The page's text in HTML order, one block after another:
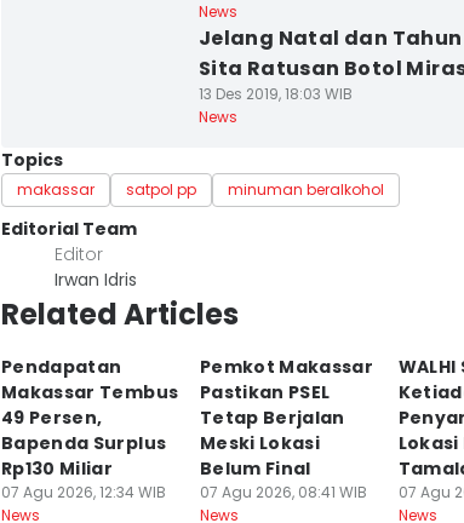
News
Jelang Natal dan Tahun
Sita Ratusan Botol
13 Des 2019, 18:03 WIB
News
Topics
makassar satpol pp minuman beralkohol
Editorial Team
Editor
Irwan Idris
Related Articles
Pendapatan
Makassar Tembus
49 Persen,
Bapenda Surplus
Rp130 Miliar
07 Agu 2026, 12:34 WIB
News
Pemkot Makassar
Pastikan PSEL
Tetap Berjalan
Meski Lokasi
Belum Final
07 Agu 2026, 08:41 WIB
News
Lokasi
07 Agu
News